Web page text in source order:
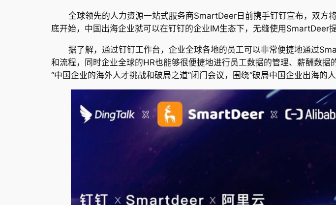
全球领先的人力资源一站式服务商SmartDeer日前携手钉钉宣布，双方
底开始，中国出海企业就可以在钉钉的企业IM生态下，无缝使用SmartDeer
据了解，通过钉钉工作台，企业全球各地的员工可以非常便捷地通过
和流程，同时企业全球的HR也能够很便捷地进行员工数据的管理、薪酬数
“中国企业的海外人才挑战和破局之道”闭门会议，围绕“破局中国企业出海的